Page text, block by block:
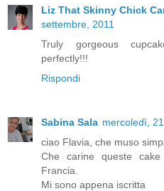
Liz That Skinny Chick
settembre, 2011
Truly gorgeous
perfectly!!!
Rispondi
Sabina Sala mercoledì,
ciao Flavia, che muso
Che carine queste
Francia.
Mi sono appena iscritta